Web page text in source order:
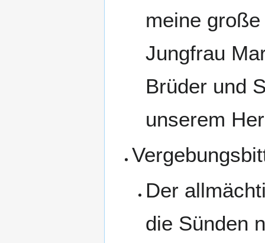
meine
Jungfrau
Brüder und
unserem
Der
die Sünden